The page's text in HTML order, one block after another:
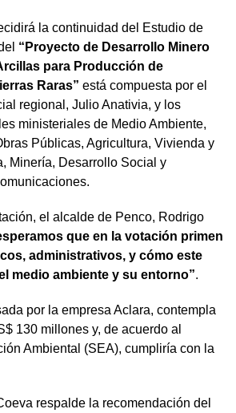
la continuidad del Estudio de
“Proyecto de Desarrollo Minero
para Producción de
Raras” está compuesta por el
regional, Julio Anativia, y los
ministeriales de Medio Ambiente,
Públicas, Agricultura, Vivienda y
Minería, Desarrollo Social y
el alcalde de Penco, Rodrigo
que en la votación primen
administrativos, y cómo este
medio ambiente y su entorno”.
por la empresa Aclara, contempla
130 millones y, de acuerdo al
Ambiental (SEA), cumpliría con la
respalde la recomendación del